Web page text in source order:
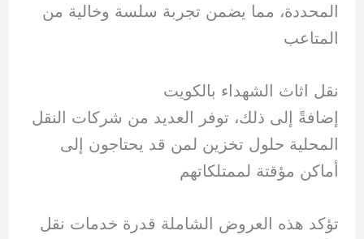
المحددة، مما يضمن تجربة سلسة وخالية من
المتاعب
نقل اثاث الشهداء بالكويت
إضافةً إلى ذلك، توفر العديد من شركات النقل
المحلية حلول تخزين لمن قد يحتاجون إلى
أماكن مؤقتة لممتلكاتهم
تؤكد هذه العروض الشاملة قدرة خدمات نقل